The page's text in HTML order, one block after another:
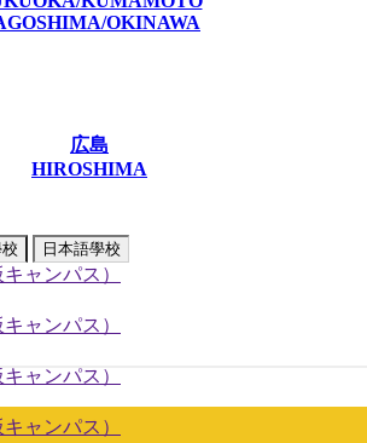
OKINAWA
広島
HIROSHIMA
日本語學校
ャンパス）
ャンパス）
ャンパス）
ャンパス）